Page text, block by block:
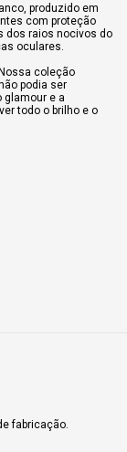
produzido em
com proteção
dos raios nocivos do
oculares.
coleção
podia ser
e a
todo o brilho e o
fabricação.